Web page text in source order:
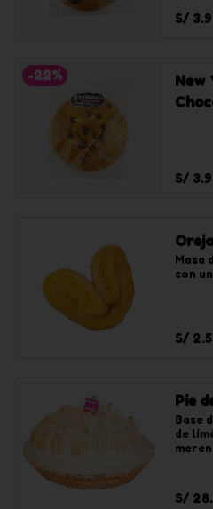
S/
-22%
New
S/
Masa
con
S/
Pie
Base
de
S/